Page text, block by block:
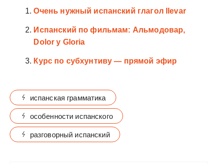
Очень нужный испанский глагол llevar
Испанский по фильмам: Альмодовар,
Dolor y Gloria
Курс по субхунтиву — прямой эфир
испанская грамматика
особенности испанского
разговорный испанский